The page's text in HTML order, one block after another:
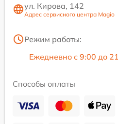
ул. Кирова, 142
Адрес сервисного центра Magio
Режим работы:
Ежедневно с 9:00 до
Способы оплаты